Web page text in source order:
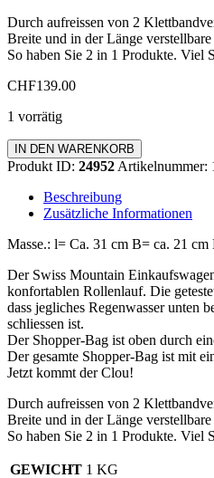
Durch aufreissen von 2
Breite und in der Länge
So haben Sie 2 in 1 Produkte. Viel
CHF139.00
1 vorrätig
Einkaufswagen
Standard
IN DEN WARENKORB
Produkt ID: 24952 Artikelnummer:
Beschreibung
Zusätzliche Informationen
Masse.: l= Ca. 31 cm B= ca. 21 cm
Der Swiss Mountain
konfortablen Rollenlauf. Die
dass jegliches Regenwasser unten
schliessen ist.
Der Shopper-Bag ist oben durch
Der gesamte Shopper-Bag ist mit
Jetzt kommt der Clou!
Durch aufreissen von 2
Breite und in der Länge
So haben Sie 2 in 1 Produkte. Viel
GEWICHT 1 KG